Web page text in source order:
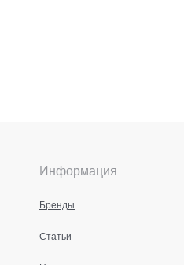
Информация
Бренды
Статьи